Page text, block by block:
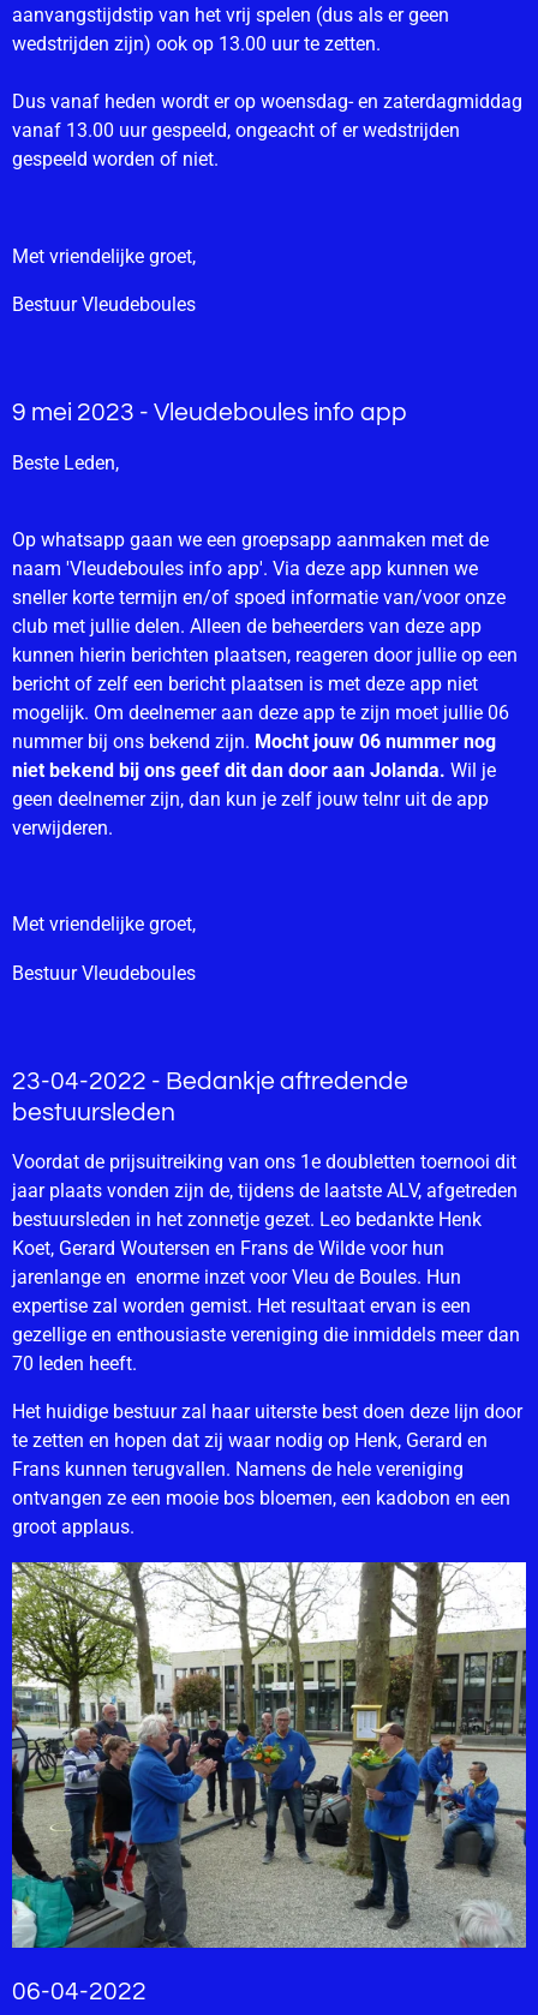
aanvangstijdstip van het vrij spelen (dus als er geen
wedstrijden zijn) ook op 13.00 uur te zetten.
Dus vanaf heden wordt er op woensdag- en zaterdagmiddag
vanaf 13.00 uur gespeeld, ongeacht of er wedstrijden
gespeeld worden of niet.
Met vriendelijke groet,
Bestuur Vleudeboules
9 mei 2023 - Vleudeboules info app
Beste Leden,
Op whatsapp gaan we een groepsapp aanmaken met de
naam 'Vleudeboules info app'. Via deze app kunnen we
sneller korte termijn en/of spoed informatie van/voor onze
club met jullie delen. Alleen de beheerders van deze app
kunnen hierin berichten plaatsen, reageren door jullie op een
bericht of zelf een bericht plaatsen is met deze app niet
mogelijk. Om deelnemer aan deze app te zijn moet jullie 06
nummer bij ons bekend zijn. Mocht jouw 06 nummer nog
niet bekend bij ons geef dit dan door aan Jolanda. Wil je
geen deelnemer zijn, dan kun je zelf jouw telnr uit de app
verwijderen.
Met vriendelijke groet,
Bestuur Vleudeboules
23-04-2022 - Bedankje aftredende
bestuursleden
Voordat de prijsuitreiking van ons 1e doubletten toernooi dit
jaar plaats vonden zijn de, tijdens de laatste ALV, afgetreden
bestuursleden in het zonnetje gezet. Leo bedankte Henk
Koet, Gerard Woutersen en Frans de Wilde voor hun
jarenlange en enorme inzet voor Vleu de Boules. Hun
expertise zal worden gemist. Het resultaat ervan is een
gezellige en enthousiaste vereniging die inmiddels meer dan
70 leden heeft.
Het huidige bestuur zal haar uiterste best doen deze lijn door
te zetten en hopen dat zij waar nodig op Henk, Gerard en
Frans kunnen terugvallen. Namens de hele vereniging
ontvangen ze een mooie bos bloemen, een kadobon en een
groot applaus.
06-04-2022